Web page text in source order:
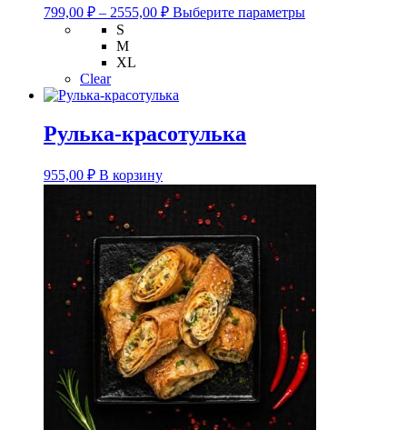
799,00 ₽ – 2555,00 ₽ Выберите параметрыЭтот
S
M
XL
Clear
Рулька-красотулька
955,00 ₽ В корзину